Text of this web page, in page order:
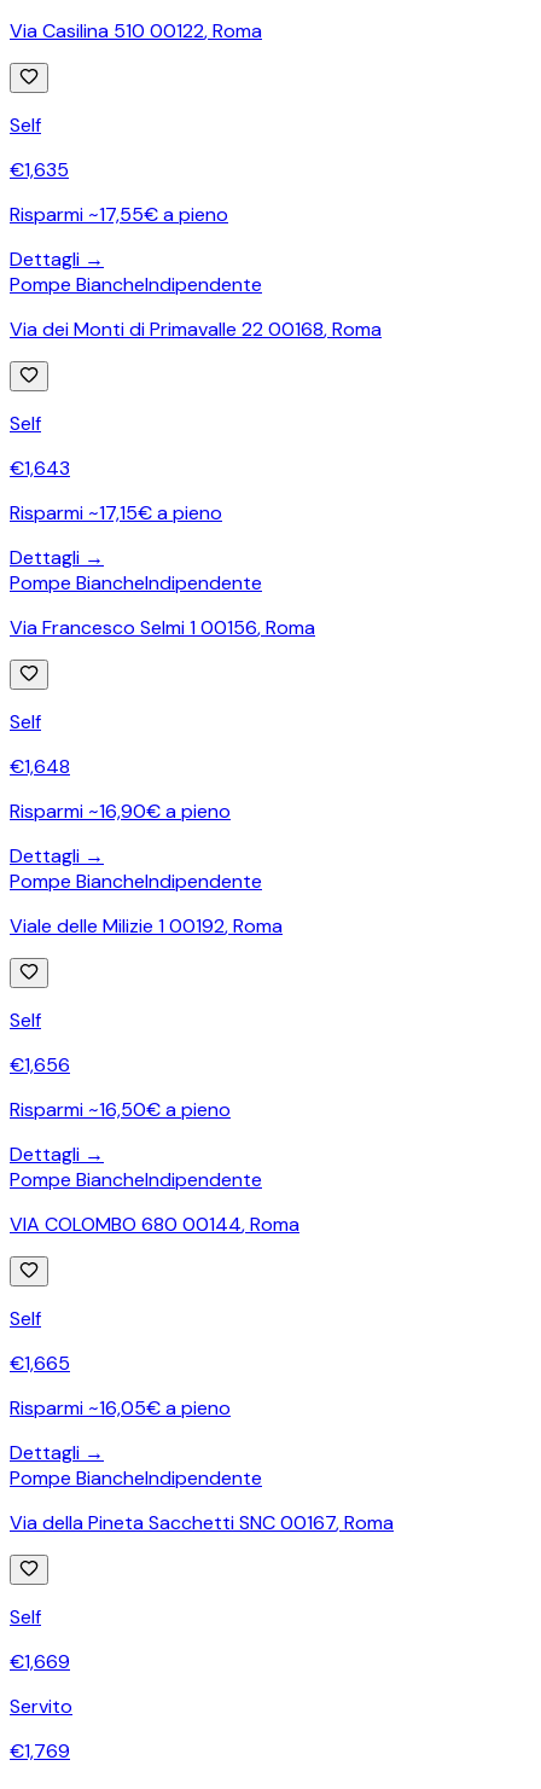
Via Casilina 510 00122,Roma
Self
€1,635
Risparmi ~17,55€ a pieno
Dettagli →
Pompe BiancheIndipendente
Via dei Monti di Primavalle 22 00168,Roma
Self
€1,643
Risparmi ~17,15€ a pieno
Dettagli →
Pompe BiancheIndipendente
Via Francesco Selmi 1 00156,Roma
Self
€1,648
Risparmi ~16,90€ a pieno
Dettagli →
Pompe BiancheIndipendente
Viale delle Milizie 1 00192,Roma
Self
€1,656
Risparmi ~16,50€ a pieno
Dettagli →
Pompe BiancheIndipendente
VIA COLOMBO 680 00144,Roma
Self
€1,665
Risparmi ~16,05€ a pieno
Dettagli →
Pompe BiancheIndipendente
Via della Pineta Sacchetti SNC 00167,Roma
Self
€1,669
Servito
€1,769